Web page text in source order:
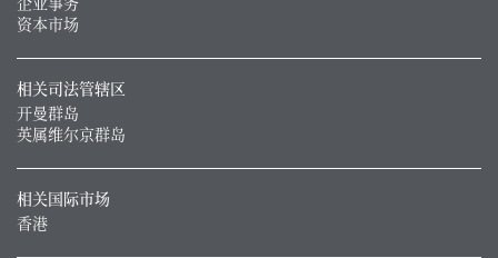
资本市场
相关司法管辖区
开曼群岛
英属维尔京群岛
相关国际市场
香港